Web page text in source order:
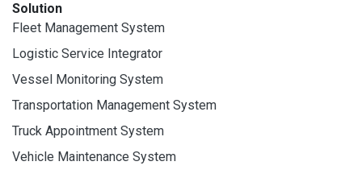
Solution
Fleet Management System
Logistic Service Integrator
Vessel Monitoring System
Transportation Management System
Truck Appointment System
Vehicle Maintenance System